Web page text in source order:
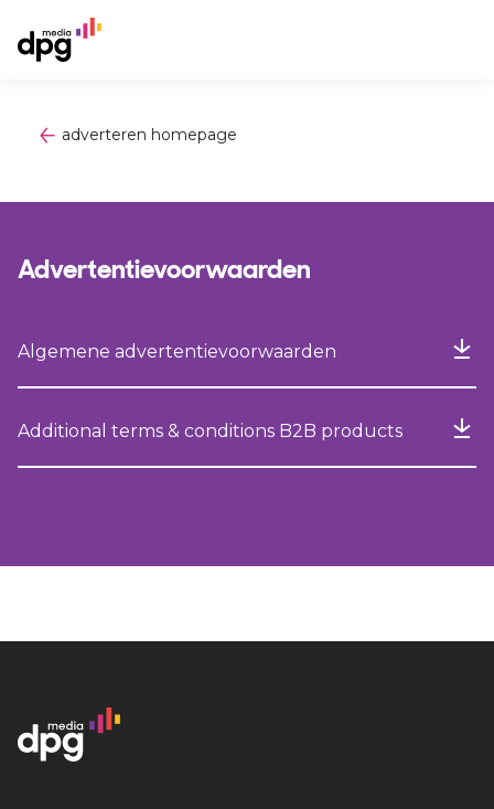
adverteren homepage
Advertentievoorwaarden
Algemene advertentievoorwaarden
Additional terms & conditions B2B products